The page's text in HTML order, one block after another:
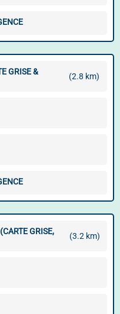
GRISE &
(2.8 km)
GRISE,
(3.2 km)